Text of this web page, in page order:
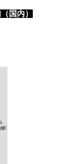
国内）